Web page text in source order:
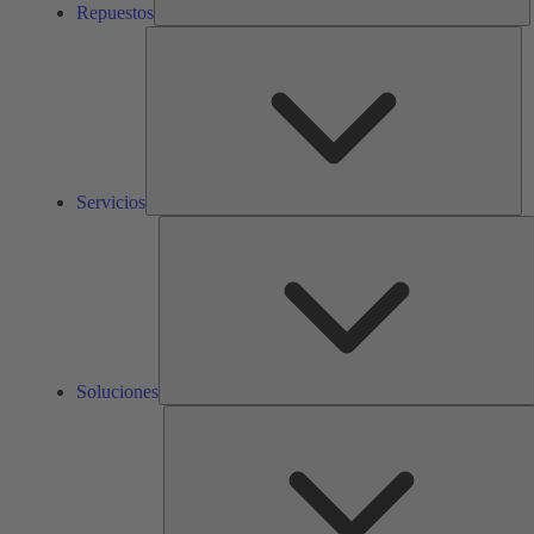
Repuestos
Servicios
Soluciones